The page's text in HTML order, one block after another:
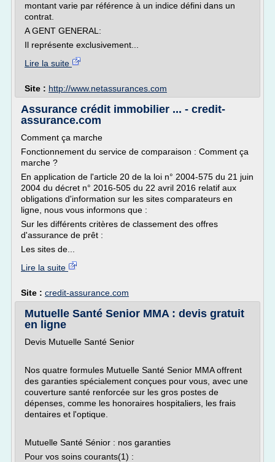
montant varie par référence à un indice défini dans un
contrat.
A GENT GENERAL:
Il représente exclusivement...
Lire la suite
Site : http://www.netassurances.com
Assurance crédit immobilier ... - credit-
assurance.com
Comment ça marche
Fonctionnement du service de comparaison : Comment ça
marche ?
En application de l'article 20 de la loi n° 2004-575 du 21 juin
2004 du décret n° 2016-505 du 22 avril 2016 relatif aux
obligations d'information sur les sites comparateurs en
ligne, nous vous informons que :
Sur les différents critères de classement des offres
d'assurance de prêt :
Les sites de...
Lire la suite
Site : credit-assurance.com
Mutuelle Santé Senior MMA : devis gratuit
en ligne
Devis Mutuelle Santé Senior
Nos quatre formules Mutuelle Santé Senior MMA offrent
des garanties spécialement conçues pour vous, avec une
couverture santé renforcée sur les gros postes de
dépenses, comme les honoraires hospitaliers, les frais
dentaires et l'optique.
Mutuelle Santé Sénior : nos garanties
Pour vos soins courants(1) :